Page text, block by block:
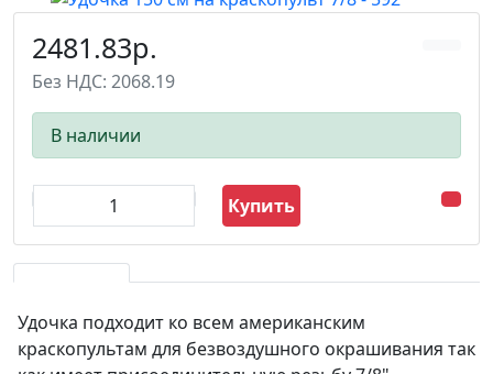
2481.83р.
Без НДС: 2068.19
В наличии
Купить
Удочка подходит ко всем американским
краскопультам для безвоздушного окрашивания так